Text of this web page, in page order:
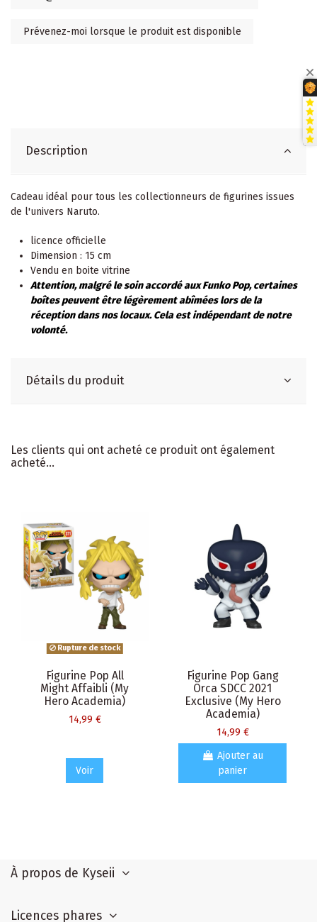
Description
Cadeau idéal pour tous les collectionneurs de figurines issues
de l'univers Naruto.
licence officielle
Dimension : 15 cm
Vendu en boite vitrine
Attention, malgré le soin accordé aux Funko Pop, certaines
boîtes peuvent être légèrement abîmées lors de la
réception dans nos locaux. Cela est indépendant de notre
volonté.
Détails du produit
Les clients qui ont acheté ce produit ont également
acheté...
Rupture de stock
Figurine Pop All
Might Affaibli (My
Hero Academia)
14,99 €
Voir
Figurine Pop Gang
Orca SDCC 2021
Exclusive (My Hero
Academia)
14,99 €
Ajouter au
panier
À propos de Kyseii
Licences phares